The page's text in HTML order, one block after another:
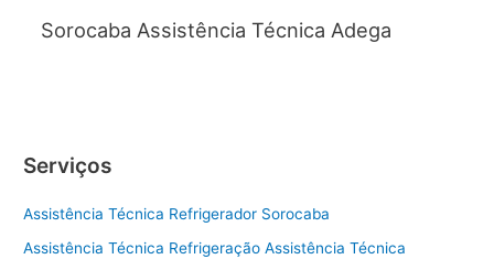
Sorocaba Assistência Técnica Adega
Serviços
Assistência Técnica Refrigerador Sorocaba
Assistência Técnica Refrigeração Assistência Técnica